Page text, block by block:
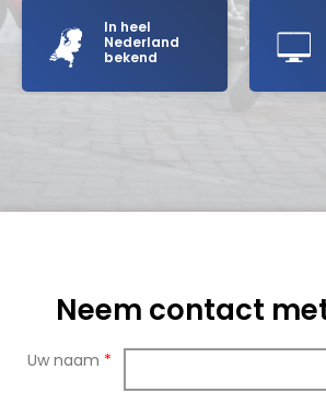
In heel
Nederland
bekend
Neem contact
Uw naam *